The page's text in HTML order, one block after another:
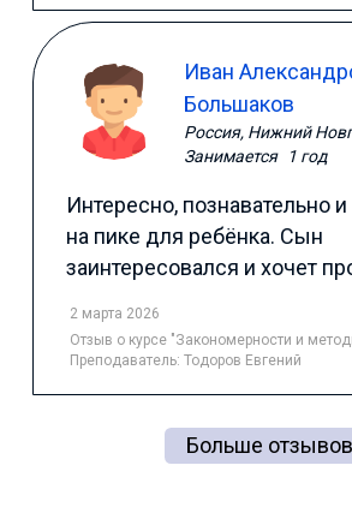
Иван
Большаков
Россия, Нижний
Занимается
1 год
Интересно, познавательно
на пике для ребёнка. Сын
заинтересовался и хочет
2 марта 2026
Отзыв о курсе "Закономерности и
Преподаватель: Тодоров Евгений
Больше отзывов